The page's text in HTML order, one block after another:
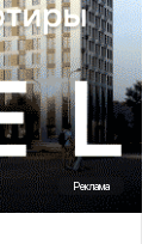
Реклама